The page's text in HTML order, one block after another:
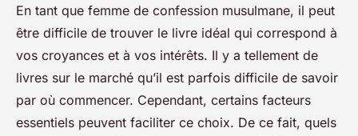
Comment choisir un livre pour
une femme de confession
musulmane ?
josèphe •17 juin 2023• 2 min de lecture
En tant que femme de confession musulmane, il peut
être difficile de trouver le livre idéal qui correspond à
vos croyances et à vos intérêts. Il y a tellement de
livres sur le marché qu’il est parfois difficile de savoir
par où commencer. Cependant, certains facteurs
essentiels peuvent faciliter ce choix. De ce fait, quels